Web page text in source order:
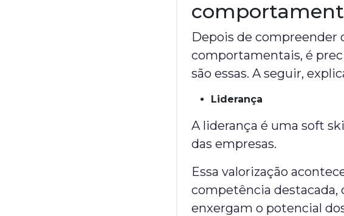
Depois de compreender
comportamentais, é
são essas. A seguir,
Liderança
A liderança é uma soft
das empresas.
Essa valorização
competência destacada,
enxergam o potencial